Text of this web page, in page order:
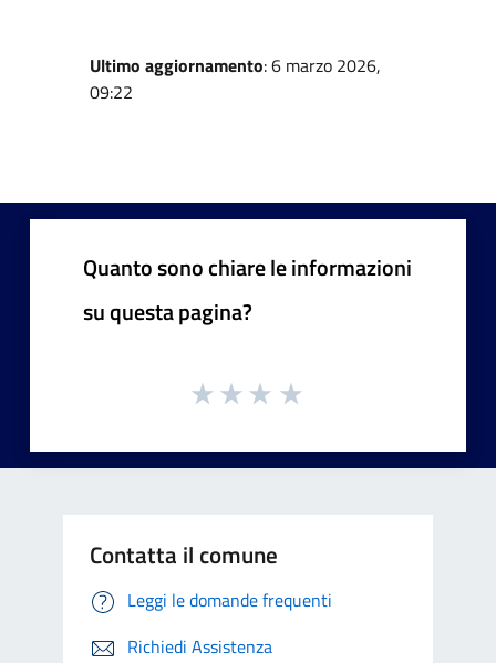
Ultimo aggiornamento: 6 marzo 2026,
09:22
Quanto sono chiare le informazioni
su questa pagina?
Contatta il comune
Leggi le domande frequenti
Richiedi Assistenza